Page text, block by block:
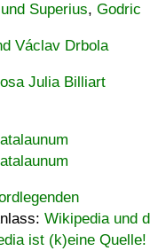
Superius, Godric
Václav Drbola
Julia Billiart
Wikipedia und
ist (k)eine Quelle!